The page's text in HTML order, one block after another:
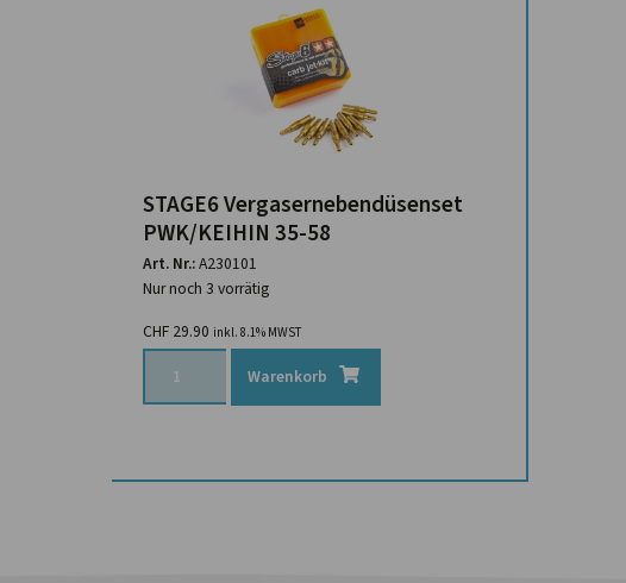
STAGE6 Vergasernebendüsenset
PWK/KEIHIN 35-58
Art. Nr.:A230101
Nur noch 3 vorrätig
CHF 29.90 inkl. 8.1% MWST
Warenkorb